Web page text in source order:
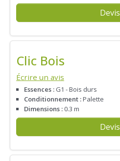
Devis
Clic Bois
Écrire un avis
Essences : G1 - Bois durs
Conditionnement :Palette
Dimensions : 0.3 m
Devis